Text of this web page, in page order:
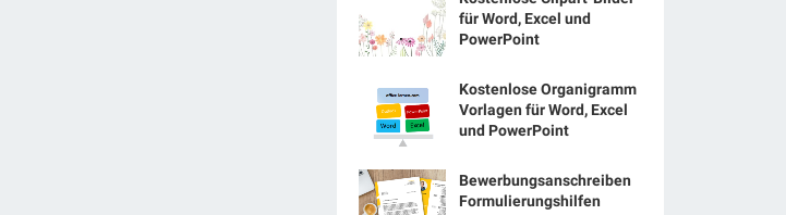
für Word, Excel und
PowerPoint
Kostenlose Organigramm
Vorlagen für Word, Excel
und PowerPoint
Bewerbungsanschreiben
Formulierungshilfen